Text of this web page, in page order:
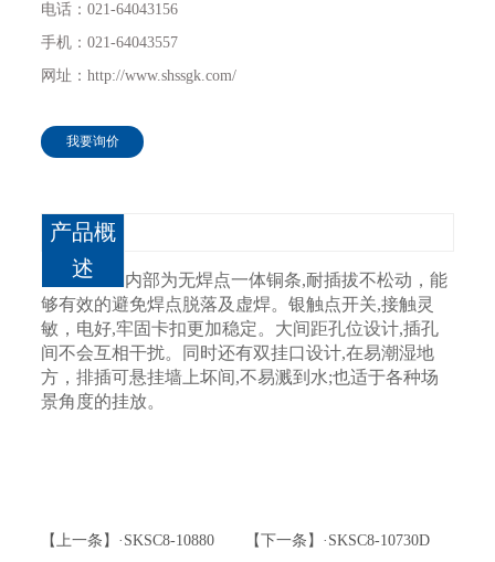
电话：021-64043156
手机：021-64043557
网址：http://www.shssgk.com/
我要询价
产品概
述
内部为无焊点一体铜条,耐插拔不松动，能
够有效的避免焊点脱落及虚焊。银触点开关,接触灵
敏，电好,牢固卡扣更加稳定。大间距孔位设计,插孔
间不会互相干扰。同时还有双挂口设计,在易潮湿地
方，排插可悬挂墙上坏间,不易溅到水;也适于各种场
景角度的挂放。
【上一条】·SKSC8-10880 【下一条】·SKSC8-10730D